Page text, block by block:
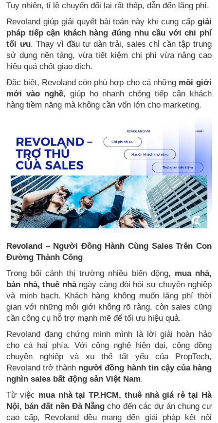
Tuy nhiên, tỉ lệ chuyển đổi lại rất thấp, dẫn đến lãng phí.
Revoland giúp giải quyết bài toán này khi cung cấp giải
pháp tiếp cận khách hàng đúng nhu cầu với chi phí
tối ưu. Thay vì đầu tư dàn trải, sales chỉ cần tập trung
sử dụng nền tảng, vừa tiết kiệm chi phí vừa nâng cao
hiệu quả chốt giao dịch.
Đặc biệt, Revoland còn phù hợp cho cả những môi giới
mới vào nghề, giúp họ nhanh chóng tiếp cận khách
hàng tiềm năng mà không cần vốn lớn cho marketing.
Revoland – Người Đồng Hành Cùng Sales Trên Con
Đường Thành Công
Trong bối cảnh thị trường nhiều biến động, mua nhà,
bán nhà, thuê nhàngày càng đòi hỏi sự chuyên nghiệp
và minh bạch. Khách hàng không muốn lãng phí thời
gian với những môi giới không rõ ràng, còn sales cũng
cần công cụ hỗ trợ mạnh mẽ để tối ưu hiệu quả.
Revoland đang chứng minh mình là lời giải hoàn hảo
cho cả hai phía. Với công nghệ hiện đại, cộng đồng
chuyên nghiệp và xu thế tất yếu của PropTech,
Revoland trở thành người đồng hành tin cậy của hàng
nghìn sales bất động sản Việt Nam.
Từ việc mua nhà tại TP.HCM, thuê nhà giá rẻ tại Hà
Nội, bán đất nền Đà Nẵng cho đến các dự án chung cư
cao cấp, Revoland đều mang đến giải pháp kết nối